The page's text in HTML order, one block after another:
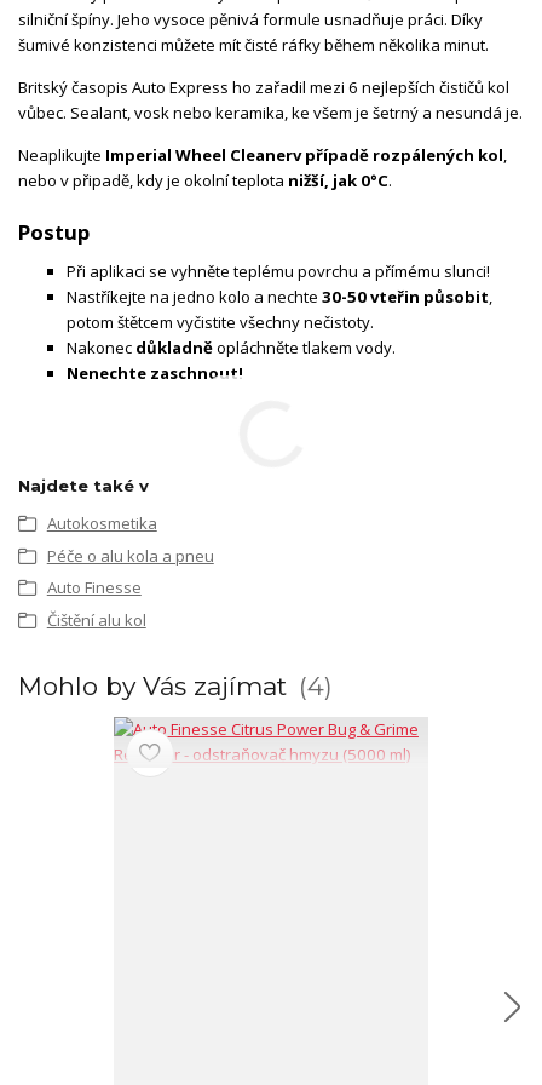
silniční špíny. Jeho vysoce pěnivá formule usnadňuje práci. Díky
šumivé konzistenci můžete mít čisté ráfky během několika minut.
Britský časopis Auto Express ho zařadil mezi 6 nejlepších čističů kol
vůbec. Sealant, vosk nebo keramika, ke všem je šetrný a nesundá je.
Neaplikujte Imperial Wheel Cleanerv případě rozpálených kol,
nebo v připadě, kdy je okolní teplota nižší, jak 0°C.
Postup
Při aplikaci se vyhněte teplému povrchu a přímému slunci!
Nastříkejte na jedno kolo a nechte 30-50 vteřin působit,
potom štětcem vyčistite všechny nečistoty.
Nakonec důkladněopláchněte tlakem vody.
Nenechte zaschnout!
Najdete také v
Autokosmetika
Péče o alu kola a pneu
Auto Finesse
Čištění alu kol
Mohlo by Vás zajímat 4